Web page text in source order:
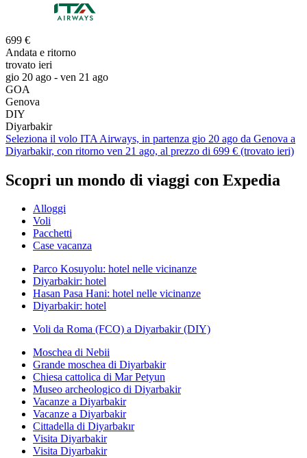
699 €
Andata e ritorno
trovato ieri
gio 20 ago - ven 21 ago
GOA
Genova
DIY
Diyarbakir
Seleziona il volo ITA Airways, in partenza gio 20 ago da Genova a
Diyarbakir, con ritorno ven 21 ago, al prezzo di 699 € (trovato ieri)
Scopri un mondo di viaggi con Expedia
Alloggi
Voli
Pacchetti
Case vacanza
Parco Kosuyolu: hotel nelle vicinanze
Diyarbakir: hotel
Hasan Pasa Hani: hotel nelle vicinanze
Diyarbakir: hotel
Voli da Roma (FCO) a Diyarbakir (DIY)
Moschea di Nebii
Grande moschea di Diyarbakir
Chiesa cattolica di Mar Petyun
Museo archeologico di Diyarbakir
Vacanze a Diyarbakir
Vacanze a Diyarbakir
Cittadella di Diyarbakır
Visita Diyarbakir
Visita Diyarbakir